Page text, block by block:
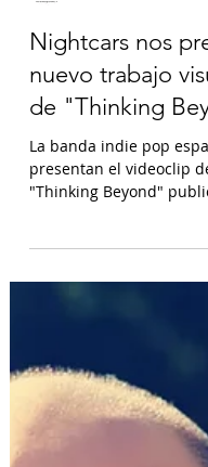
Somos Grandes
Nightcars nos
nuevo trabajo
de "Thinking
"Thinking Beyond"
de Agosto....